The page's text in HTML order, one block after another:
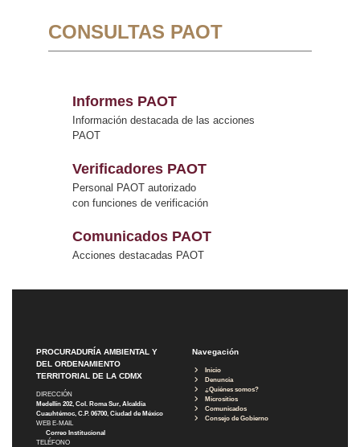
CONSULTAS PAOT
Informes PAOT
Información destacada de las acciones
PAOT
Verificadores PAOT
Personal PAOT autorizado
con funciones de verificación
Comunicados PAOT
Acciones destacadas PAOT
PROCURADURÍA AMBIENTAL Y
DEL ORDENAMIENTO
TERRITORIAL DE LA CDMX
DIRECCIÓN
Medellín 202, Col. Roma Sur, Alcaldía
Cuauhtémoc, C.P. 06700, Ciudad de México
WEB E-MAIL
Correo Institucional
TELÉFONO
Navegación
Inicio
Denuncia
¿Quiénes somos?
Micrositios
Comunicados
Consejo de Gobierno